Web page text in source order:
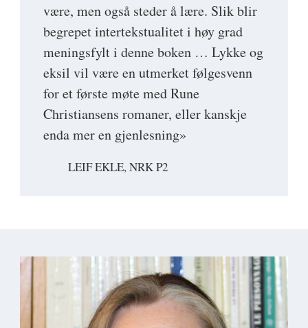
være, men også steder å lære. Slik blir
begrepet intertekstualitet i høy grad
meningsfylt i denne boken … Lykke og
eksil vil være en utmerket følgesvenn
for et første møte med Rune
Christiansens romaner, eller kanskje
enda mer en gjenlesning»
LEIF EKLE, NRK P2